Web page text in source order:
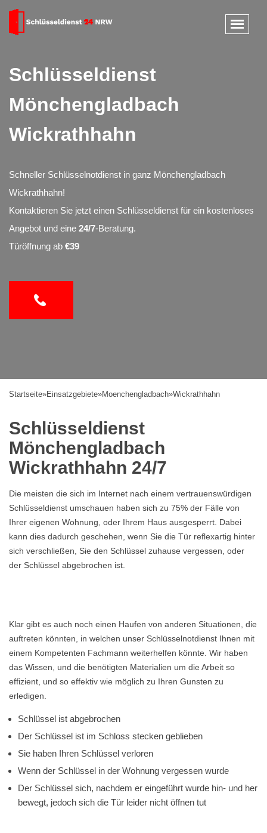
Schlüsseldienst
Mönchengladbach
Wickrathhahn
Schneller Schlüsselnotdienst in ganz Mönchengladbach
Wickrathhahn!
Kontaktieren Sie jetzt einen Schlüsseldienst für ein kostenloses
Angebot und eine 24/7-Beratung.
Türöffnung ab €39
Startseite»Einsatzgebiete»Moenchengladbach»Wickrathhahn
Schlüsseldienst
Mönchengladbach
Wickrathhahn 24/7
Die meisten die sich im Internet nach einem vertrauenswürdigen
Schlüsseldienst umschauen haben sich zu 75% der Fälle von
Ihrer eigenen Wohnung, oder Ihrem Haus ausgesperrt. Dabei
kann dies dadurch geschehen, wenn Sie die Tür reflexartig hinter
sich verschließen, Sie den Schlüssel zuhause vergessen, oder
der Schlüssel abgebrochen ist.
Klar gibt es auch noch einen Haufen von anderen Situationen, die
auftreten könnten, in welchen unser Schlüsselnotdienst Ihnen mit
einem Kompetenten Fachmann weiterhelfen könnte. Wir haben
das Wissen, und die benötigten Materialien um die Arbeit so
effizient, und so effektiv wie möglich zu Ihren Gunsten zu
erledigen.
Schlüssel ist abgebrochen
Der Schlüssel ist im Schloss stecken geblieben
Sie haben Ihren Schlüssel verloren
Wenn der Schlüssel in der Wohnung vergessen wurde
Der Schlüssel sich, nachdem er eingeführt wurde hin- und her
bewegt, jedoch sich die Tür leider nicht öffnen tut